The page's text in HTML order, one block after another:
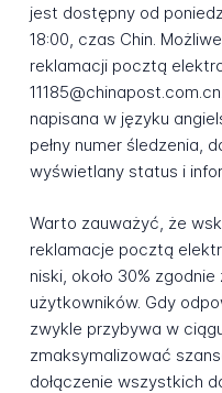
jest dostępny od
18:00, czas Chin.
reklamacji pocztą
napisana w języku
pełny numer śledzenia,
wyświetlany status i
Warto zauważyć, że
reklamacje pocztą
niski, około 30%
użytkowników. Gdy
zwykle przybywa w
zmaksymalizować
dołączenie wszystkich